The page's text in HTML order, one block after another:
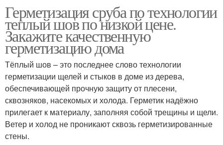
Герметизация сруба по технологии
теплый шов по низкой цене.
Закажите качественную
герметизацию дома
Тёплый шов – это последнее слово технологии
герметизации щелей и стыков в доме из дерева,
обеспечивающей прочную защиту от плесени,
сквозняков, насекомых и холода. Герметик надёжно
прилегает к материалу, заполняя собой трещины и щели.
Ветер и холод не проникают сквозь герметизированные
стены.